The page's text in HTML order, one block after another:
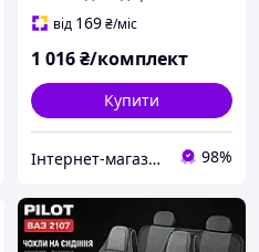
від 169₴/міс
1 016₴/комплект
Купити
Інтернет-магазин "Запчастини до авто і не тільки" 98%